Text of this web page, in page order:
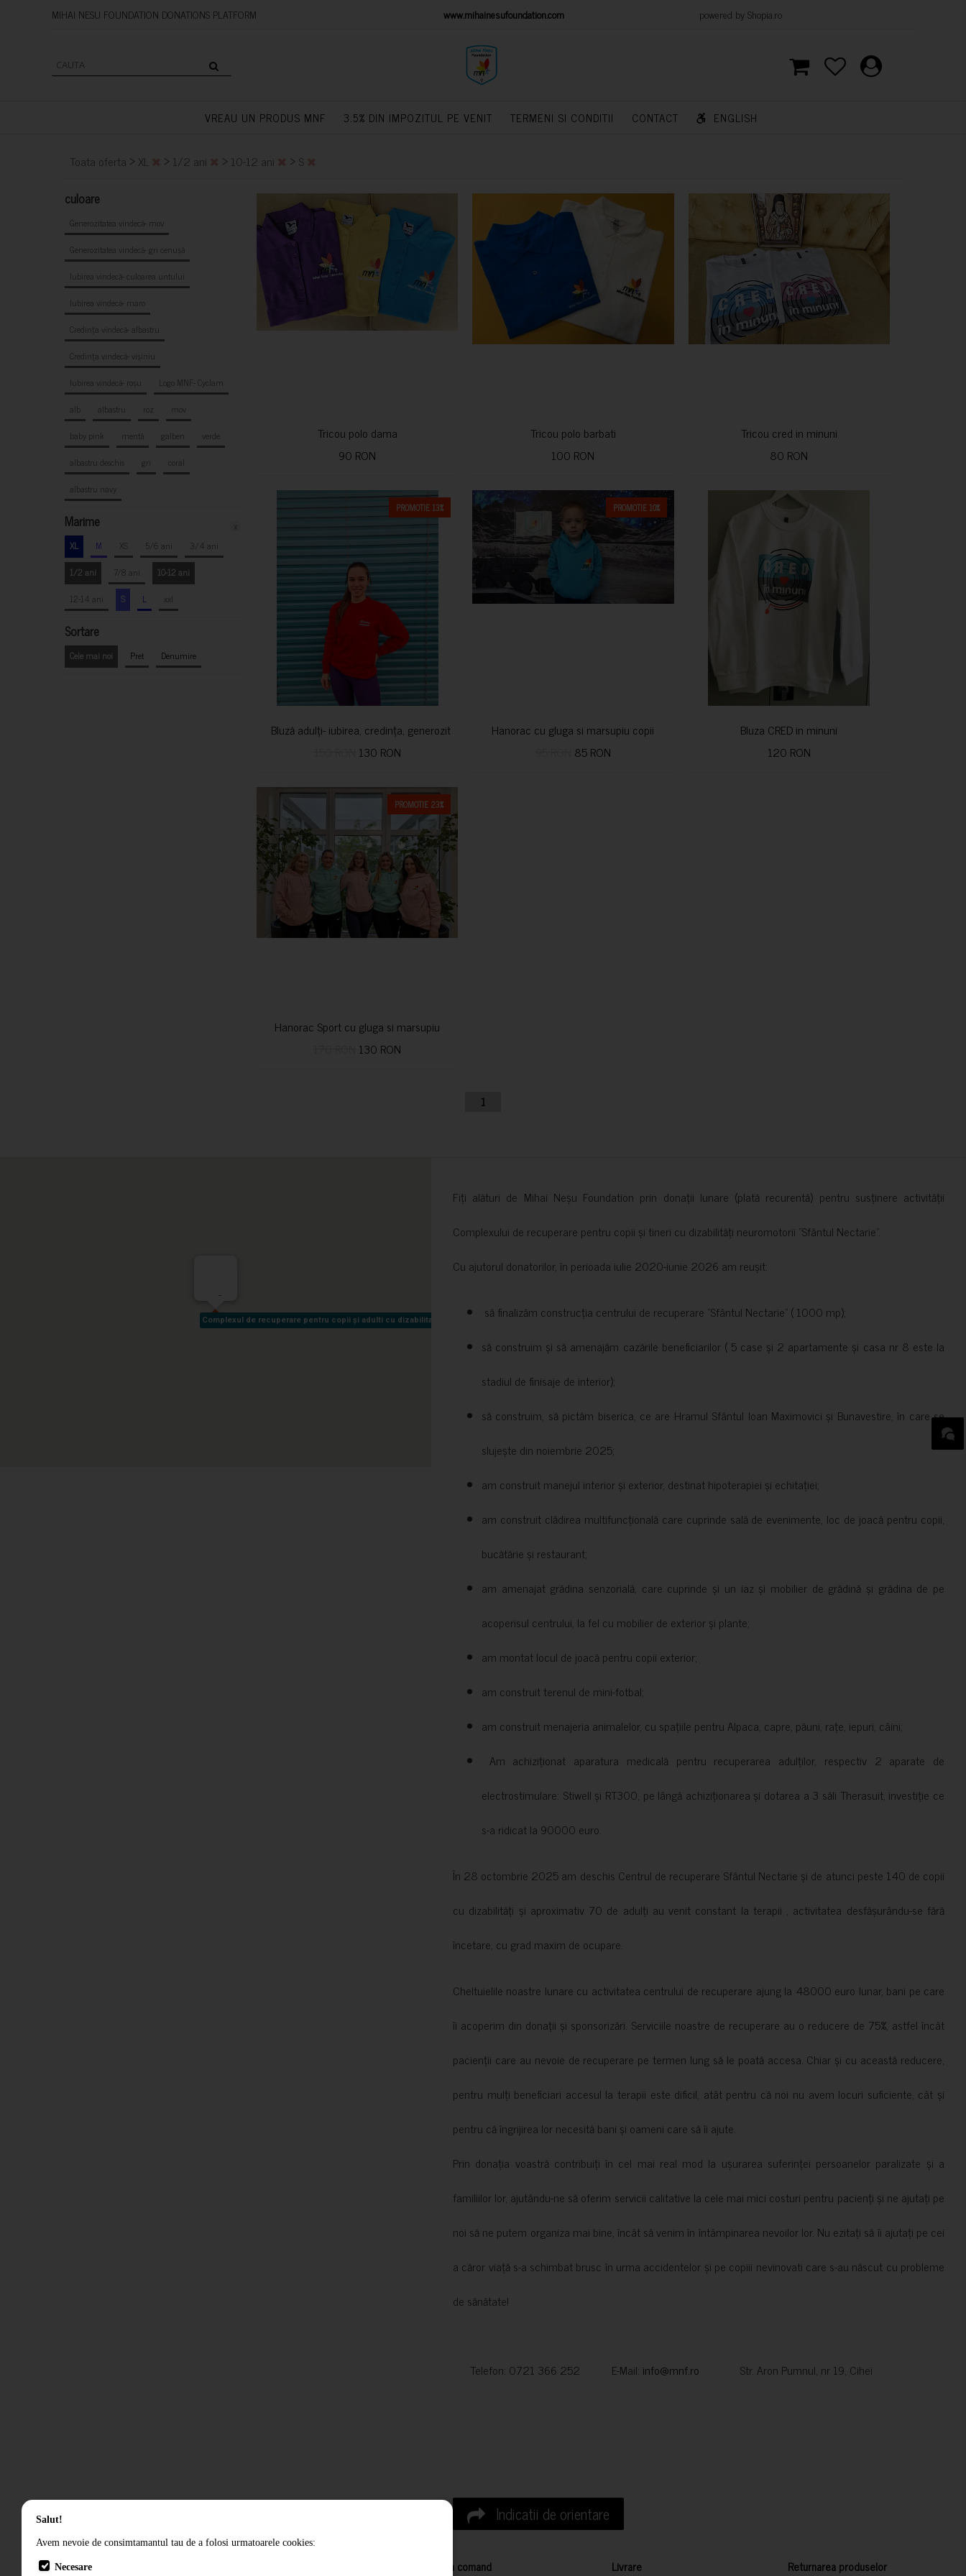
MIHAI NESU FOUNDATION DONATIONS PLATFORM www.mihainesufoundation.com powered by Shopia.ro
VREAU UN PRODUS MNF 3.5% DIN IMPOZITUL PE VENIT TERMENI SI CONDITII CONTACT ENGLISH
Toata oferta > XL > 1/2 ani > 10-12 ani > S
culoare
Generozitatea vindecă- mov
Generozitatea vindecă- gri cenușă
Iubirea vindecă- culoarea untului
Iubirea vindecă- maro
Credința vindecă- albastru
Credința vindecă- vișiniu
Iubirea vindecă- roșu
Logo MNF- Cyclam
alb
albastru roz
mov
baby pink
mentă galben
verde
albastru deschis
gri
coral
albastru navy
Marime
XL M XS 5/6 ani
3/4 ani
1/2 ani
7/8 ani
10-12 ani
12-14 ani
S L xxl
Sortare
Cele mai noi Pret Denumire
Tricou polo dama
90 RON
CUMPARA
Tricou polo barbati
100 RON
Tricou cred in minuni
80 RON
CUMPARA
PROMOTIE 13%
Bluză adulți- iubirea, credința, generozitatea vindecă
130 RON
CUMPARA
PROMOTIE 10%
Hanorac cu gluga si marsupiu copii
85 RON
Bluza CRED in minuni
120 RON
PROMOTIE 23%
Hanorac Sport cu gluga si marsupiu
130 RON
CUMPARA
1
Complexul de recuperare pentru copii și adulti cu dizabilitati neuromotorii Sfântul Nectarie
Complexul de recuperare pentru copii și adulti cu dizabilitati neuromotorii Sfântul Nectarie
-
Fiți alături de Mihai Neșu Foundation prin donații lunare (plată recurentă) pentru susținere activității
Complexului de recuperare pentru copii și tineri cu dizabilități neuromotorii ”Sfântul Nectarie”.
Cu ajutorul donatorilor, în perioada iulie 2020-iunie 2026 am reușit:
să finalizăm construcția centrului de recuperare ”Sfântul Nectarie” ( 1000 mp);
să construim și să amenajăm cazările beneficiarilor ( 5 case și 2 apartamente și casa nr 8 este la
stadiul de finisaje de interior);
să construim, să pictăm biserica, ce are Hramul Sfântul Ioan Maximovici și Bunavestire, în care se
slujește din noiembrie 2025;
am construit manejul interior și exterior, destinat hipoterapiei și echitației;
am construit clădirea multifuncțională care cuprinde sală de evenimente, loc de joacă pentru copii,
bucătărie și restaurant;
am amenajat grădina senzorială, care cuprinde și un iaz și mobilier de grădină și grădina de pe
acoperisul centrului, la fel cu mobilier de exterior și plante;
am montat locul de joacă pentru copii exterior;
am construit terenul de mini-fotbal;
am construit menajeria animalelor, cu spațiile pentru Alpaca, capre, păuni, rațe, iepuri, câini;
Am achiziționat aparatura medicală pentru recuperarea adulților, respectiv 2 aparate de
electrostimulare: Stiwell și RT300, pe lângă achiziționarea și dotarea a 3 săli Therasuit, investiție ce
s-a ridicat la 90000 euro.
În 28 octombrie 2025 am deschis Centrul de recuperare Sfântul Nectarie și de atunci peste 140 de copii
cu dizabilități și aproximativ 70 de adulți au venit constant la terapii , activitatea desfășurându-se fără
încetare, cu grad maxim de ocupare.
Cheltuielile noastre lunare cu activitatea centrului de recuperare ajung la 48000 euro lunar, bani pe care
îi acoperim din donații și sponsorizări. Serviciile noastre de recuperare au o reducere de 75%, astfel încât
pacienții care au nevoie de recuperare pe termen lung să le poată accesa. Chiar și cu această reducere,
pentru mulți beneficiari accesul la terapii este dificil, atât pentru că noi nu avem locuri suficiente, cât și
pentru că îngrijirea lor necesită bani și oameni care să îi ajute.
Prin donația voastră contribuiți în cel mai real mod la ușurarea suferinței persoanelor paralizate și a
familiilor lor, ajutându-ne să oferim servicii calitative la cele mai mici costuri pentru pacienți și ne ajutați pe
noi să ne putem organiza mai bine, încât să venim în întâmpinarea nevoilor lor. Nu ezitați să îi ajutați pe cei
a căror viață s-a schimbat brusc în urma accidentelor și pe copiii nevinovati care s-au născut cu probleme
de sănătate!
Telefon: 0721 366 252 E-Mail: info@mnf.ro Str. Aron Pumnul, nr 19, Cihei
Indicatii de orientare
Cum comand Livrare Returnarea produselor
Salut!
Avem nevoie de consimtamantul tau de a folosi urmatoarele cookies:
Necesare